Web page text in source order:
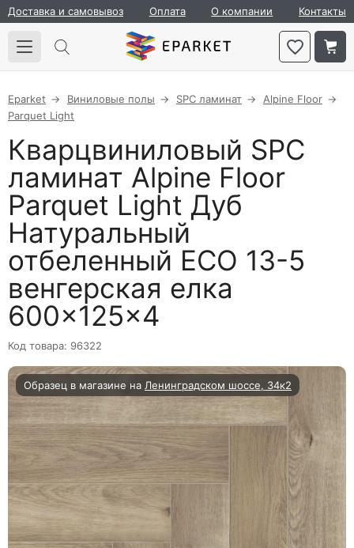
Доставка и самовывоз Оплата О компании Контакты
Eparket Виниловые полы SPC ламинат
Alpine Floor
Parquet Light
Кварцвиниловый SPC
ламинат Alpine Floor
Parquet Light Дуб
Натуральный
отбеленный ECO 13-5
венгерская елка
600×125×4
Код товара: 96322
Образец в магазине на Ленинградском шоссе, 34к2